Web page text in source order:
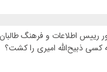
رییس اطلاعات و فرهنگ
کسی ذبیح‌الله امیری را کشت؟